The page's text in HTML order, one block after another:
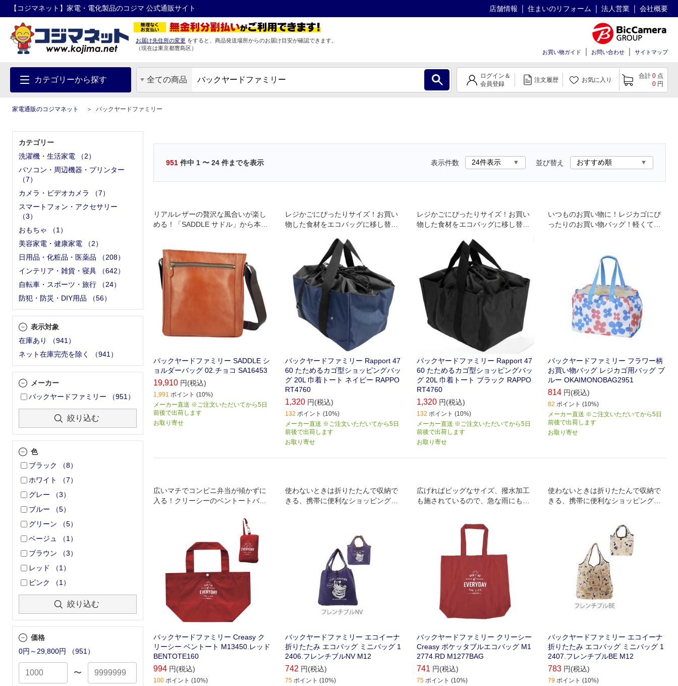
【コジマネット】家電・電化製品のコジマ 公式通販サイト 店舗情報 住まいのリフォーム 法人営業 会社概要
お届け先住所の変更 をすると、商品発送場所からのお届け目安が確認できます。
（現在は東京都豊島区）
お買い物ガイド お問い合わせ サイトマップ
カテゴリーから探す 全ての商品
ログイン＆
会員登録
注文履歴 お気に入り
合計 0 点
0 円
家電通販のコジマネット バックヤードファミリー
カテゴリー
洗濯機・生活家電
（2）
パソコン・周辺機器・プリンター
（7）
カメラ・ビデオカメラ
（7）
スマートフォン・アクセサリー
（3）
おもちゃ
（1 ）
美容家電・健康家電
（2）
日用品・化粧品・医薬品
（208）
インテリア・雑貨・寝具
（642）
自転車・スポーツ・旅行
（24）
防犯・防災・DIY用品
（56）
表示対象
在庫あり
（941 ）
ネット在庫完売を除く
（941 ）
メーカー
バックヤードファミリー
（951 ）
絞り込む
色
ブラック
（8）
ホワイト
（7）
グレー
（3）
ブルー
（5）
グリーン
（5）
ベージュ
（1 ）
ブラウン
（3）
レッド
（1 ）
ピンク
（1 ）
絞り込む
価格
0円～29,800円
（951 ）
〜
951 件中 1 〜 24 件までを表示 表示件数 並び替え
リアルレザーの贅沢な風合いが楽し
める！「SADDLE サドル」から本格
バックヤードファミリー SADDLE シ
ョルダーバッグ 02.チョコ SA16453
19,910 円(税込)
1,991 ポイント (10%)
メーカー直送 ※ご注文いただいてから5日
前後で出荷します
お取り寄せ
レジかごにぴったりサイズ！お買い
物した食材をエコバッグに移し替え
型ショッピングバッグ。
バックヤードファミリー Rapport 47
60 たためるカゴ型ショッピングバッ
グ 20L 巾着トート ネイビー RAPPO
RT4760
1,320 円(税込)
132 ポイント (10%)
メーカー直送 ※ご注文いただいてから5日
前後で出荷します
お取り寄せ
レジかごにぴったりサイズ！お買い
物した食材をエコバッグに移し替え
型ショッピングバッグ。
バックヤードファミリー Rapport 47
60 たためるカゴ型ショッピングバッ
グ 20L 巾着トート ブラック RAPPO
RT4760
1,320 円(税込)
132 ポイント (10%)
メーカー直送 ※ご注文いただいてから5日
前後で出荷します
お取り寄せ
いつものお買い物に！レジカゴにぴ
ったりのお買い物バッグ！軽くて丈
バックヤードファミリー フラワー柄
お買い物バッグ レジカゴ用バッグ ブ
ルー OKAIMONOBAG2951
814 円(税込)
82 ポイント (10%)
メーカー直送 ※ご注文いただいてから5日
前後で出荷します
お取り寄せ
広いマチでコンビニ弁当が傾かずに
入る！クリーシーのベントートバッ
バックヤードファミリー Creasy ク
リーシー ベントート M13450.レッド
BENTOTE160
994 円(税込)
100 ポイント (10%)
使わないときは折りたたんで収納で
きる、携帯に便利なショッピングバ
バックヤードファミリー エコイーナ
折りたたみ エコバッグ ミニバッグ 1
2406.フレンチブルNV M12
742 円(税込)
75 ポイント (10%)
広げればビッグなサイズ、撥水加工
も施されているので、急な雨にも対
バックヤードファミリー クリーシー
Creasy ポケッタブルエコバッグ M1
2774.RD M1277BAG
741 円(税込)
75 ポイント (10%)
使わないときは折りたたんで収納で
きる、携帯に便利なショッピングバ
バックヤードファミリー エコイーナ
折りたたみ エコバッグ ミニバッグ 1
2407.フレンチブルBE M12
783 円(税込)
79 ポイント (10%)